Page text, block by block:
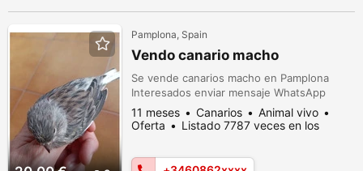
Pamplona, Spain
Vendo canario macho
Se vende canarios macho en Pamplona
Interesados enviar mensaje WhatsApp
11 meses Canarios
Animal vivo
Oferta
Listado 7787 veces en los